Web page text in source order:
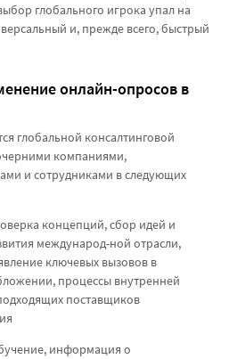
глобального игрока упал на
и, прежде всего, быстрый
онлайн-опросов в
глобальной консалтинговой
компаниями,
и сотрудниками в следующих
концепций, сбор идей и
международ-ной отрасли,
ключевых вызовов в
процессы внутренней
поставщиков
информация о